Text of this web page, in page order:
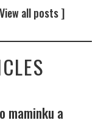
all posts ]
maminku a